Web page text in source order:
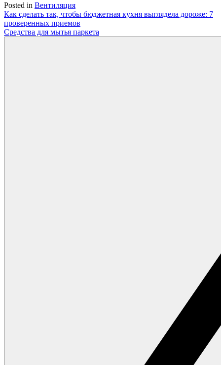
Posted in Вентиляция
Навигация
по
записям
Как сделать так, чтобы бюджетная кухня выглядела дороже: 7
проверенных приемов
Средства для мытья паркета